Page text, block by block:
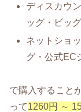
ディスカウ
ッグ・ビッ
ネットショ
グ・公式EC
で購入すること
って1260円 ～